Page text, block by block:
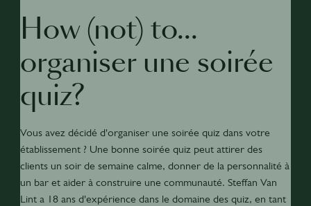
How (not) to...
organiser une soirée
quiz?
Vous avez décidé d'organiser une soirée quiz dans votre
établissement ? Une bonne soirée quiz peut attirer des
clients un soir de semaine calme, donner de la personnalité à
un bar et aider à construire une communauté. Steffan Van
Lint a 18 ans d'expérience dans le domaine des quiz, en tant